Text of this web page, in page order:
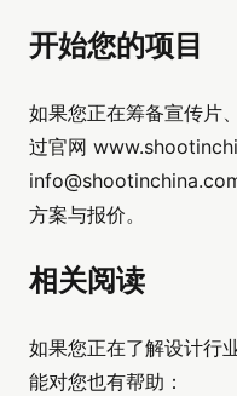
开始您的项目
如果您正在筹备宣传片
过官网
方案与报价。
相关阅读
如果您正在了解设计行
能对您也有帮助：